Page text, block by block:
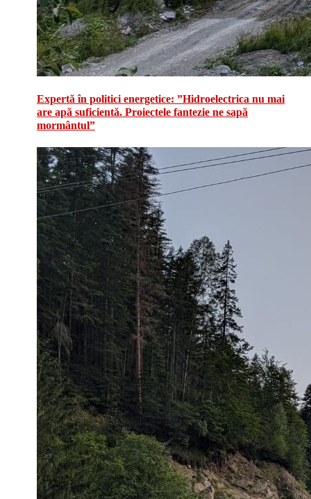
Expertă în politici energetice: ”Hidroelectrica nu mai
are apă suficientă. Proiectele fantezie ne sapă
mormântul”